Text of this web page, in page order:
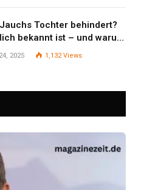
Tochter behindert?
bekannt ist – und warum
wichtig bleibt
2025 1,132Views